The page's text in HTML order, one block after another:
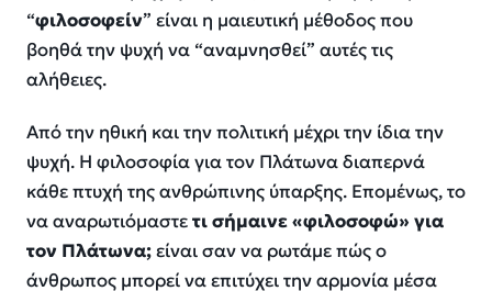
“φιλοσοφείν” είναι η μαιευτική μέθοδος που
βοηθά την ψυχή να “αναμνησθεί” αυτές τις
αλήθειες.
Από την ηθική και την πολιτική μέχρι την ίδια την
ψυχή. Η φιλοσοφία για τον Πλάτωνα διαπερνά
κάθε πτυχή της ανθρώπινης ύπαρξης. Επομένως, το
να αναρωτιόμαστετι σήμαινε «φιλοσοφώ» για
τον Πλάτωνα;είναι σαν να ρωτάμε πώς ο
άνθρωπος μπορεί να επιτύχει την αρμονία μέσα